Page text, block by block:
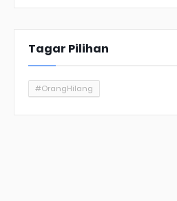
Tagar Pilihan
#OrangHilang